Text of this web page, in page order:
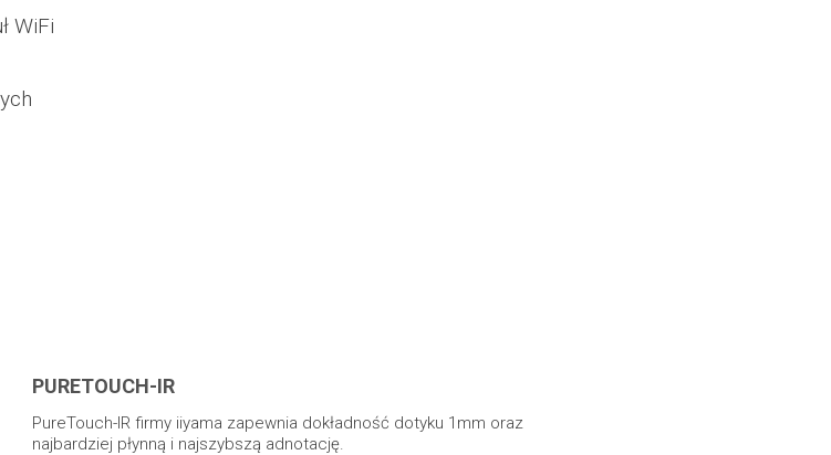
WiFi
PURETOUCH-IR
PureTouch-IR firmy iiyama zapewnia dokładność dotyku 1mm oraz
najbardziej płynną i najszybszą adnotację.